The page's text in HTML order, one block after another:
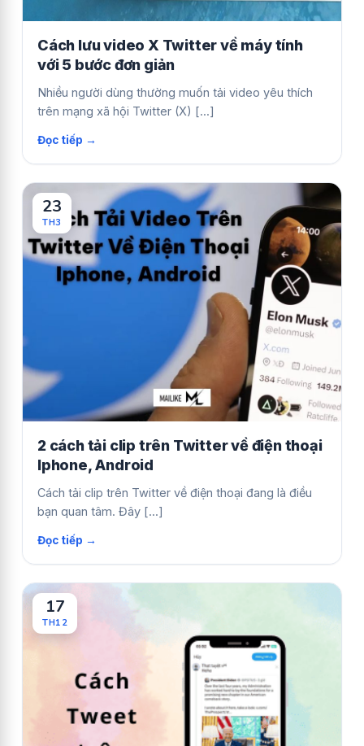
Cách lưu video X Twitter về máy tính
với 5 bước đơn giản
Nhiều người dùng thường muốn tải video yêu thích
trên mạng xã hội Twitter (X) [...]
2 cách tải clip trên Twitter về điện thoại
Iphone, Android
Cách tải clip trên Twitter về điện thoại đang là điều
bạn quan tâm. Đây [...]
23
TH3
17
TH12